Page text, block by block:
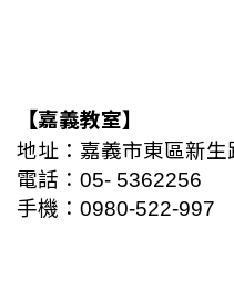
【嘉義教室】
地址 ： 嘉義市東區新生
電話： 05- 5362256
手機： 0980-522-997